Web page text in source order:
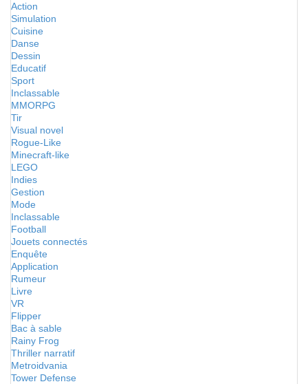
Action
Simulation
Cuisine
Danse
Dessin
Educatif
Sport
Inclassable
MMORPG
Tir
Visual novel
Rogue-Like
Minecraft-like
LEGO
Indies
Gestion
Mode
Inclassable
Football
Jouets connectés
Enquête
Application
Rumeur
Livre
VR
Flipper
Bac à sable
Rainy Frog
Thriller narratif
Metroidvania
Tower Defense